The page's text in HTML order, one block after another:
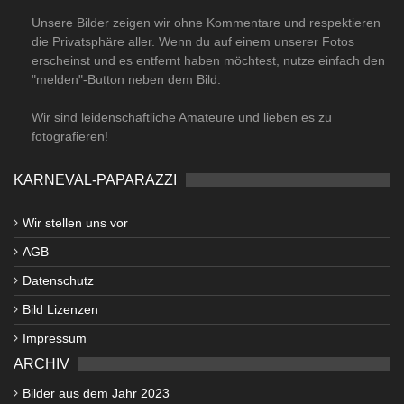
Unsere Bilder zeigen wir ohne Kommentare und respektieren
die Privatsphäre aller. Wenn du auf einem unserer Fotos
erscheinst und es entfernt haben möchtest, nutze einfach den
"melden"-Button neben dem Bild.
Wir sind leidenschaftliche Amateure und lieben es zu
fotografieren!
KARNEVAL-PAPARAZZI
Wir stellen uns vor
AGB
Datenschutz
Bild Lizenzen
Impressum
ARCHIV
Bilder aus dem Jahr 2023